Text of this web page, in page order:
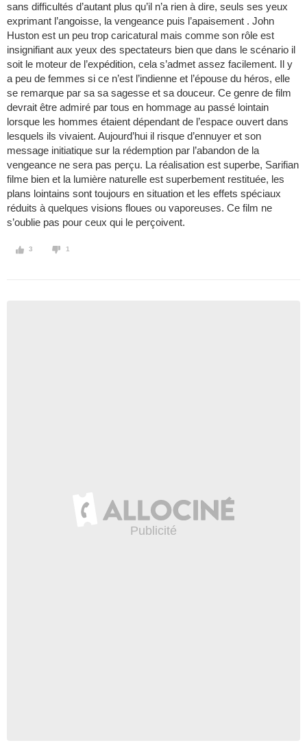
sans difficultés d’autant plus qu’il n’a rien à dire, seuls ses yeux
exprimant l’angoisse, la vengeance puis l’apaisement . John
Huston est un peu trop caricatural mais comme son rôle est
insignifiant aux yeux des spectateurs bien que dans le scénario il
soit le moteur de l’expédition, cela s’admet assez facilement. Il y
a peu de femmes si ce n’est l’indienne et l’épouse du héros, elle
se remarque par sa sa sagesse et sa douceur. Ce genre de film
devrait être admiré par tous en hommage au passé lointain
lorsque les hommes étaient dépendant de l’espace ouvert dans
lesquels ils vivaient. Aujourd’hui il risque d’ennuyer et son
message initiatique sur la rédemption par l’abandon de la
vengeance ne sera pas perçu. La réalisation est superbe, Sarifian
filme bien et la lumière naturelle est superbement restituée, les
plans lointains sont toujours en situation et les effets spéciaux
réduits à quelques visions floues ou vaporeuses. Ce film ne
s’oublie pas pour ceux qui le perçoivent.
3 1